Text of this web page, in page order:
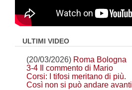
ULTIMI VIDEO
(20/03/2026) Roma Bologna
3-4 Il commento di Mario
Corsi: I tifosi meritano di più.
Così non si può andare avanti